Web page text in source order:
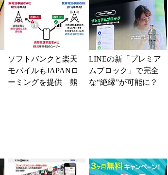
ソフトバンクと楽天
モバイルもJAPANロ
ーミングを提供 熊
LINEの新「プレミア
ムブロック」で完全
な“絶縁”が可能に？